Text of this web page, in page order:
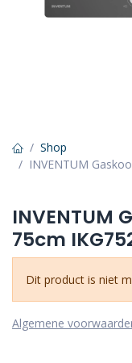
Shop
INVENTUM
INVENTUM
75cm
Dit product is niet
Algemene